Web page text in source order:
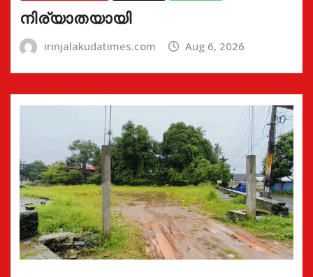
നിര്യാതയായി
irinjalakudatimes.com Aug 6, 2026